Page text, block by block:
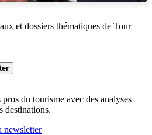
et dossiers thématiques de Tour
du tourisme avec des analyses
destinations.
newsletter